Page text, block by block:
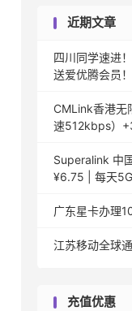
近期文章
四川同学速进
送爱优腾会员！
CMLink香港无
速512kbps）
Superalink 中
¥6.75 | 每天
广东星卡办理
江苏移动全球
充值优惠